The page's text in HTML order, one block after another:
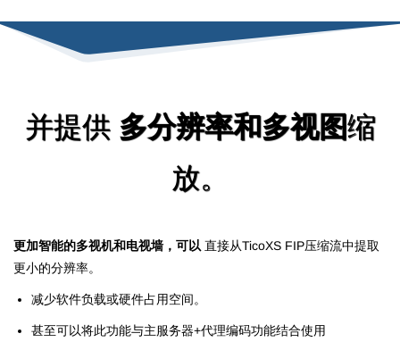
并提供 多分辨率和多视图缩
放。
更加智能的多视机和电视墙，可以 直接从TicoXS FIP压缩流中提取
更小的分辨率。
减少软件负载或硬件占用空间。
甚至可以将此功能与主服务器+代理编码功能结合使用